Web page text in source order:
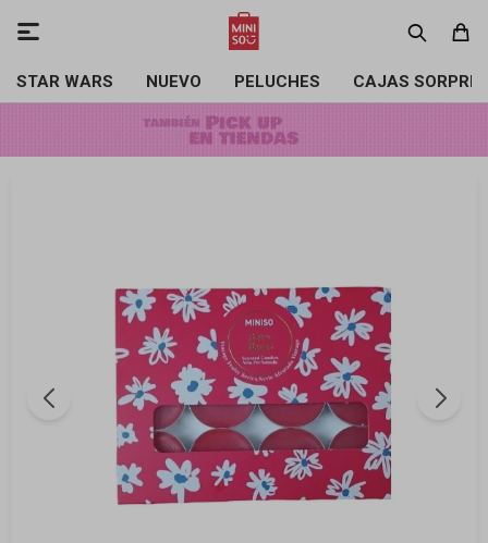
STAR WARS NUEVO PELUCHES CAJAS
